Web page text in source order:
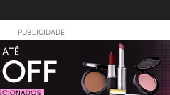
PUBLICIDADE